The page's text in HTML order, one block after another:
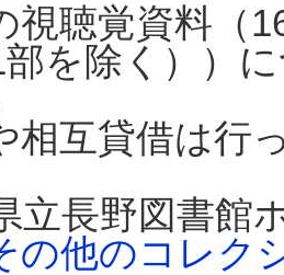
視聴覚資料（
を除く））
相互貸借は行
立長野図書館
の他のコレク